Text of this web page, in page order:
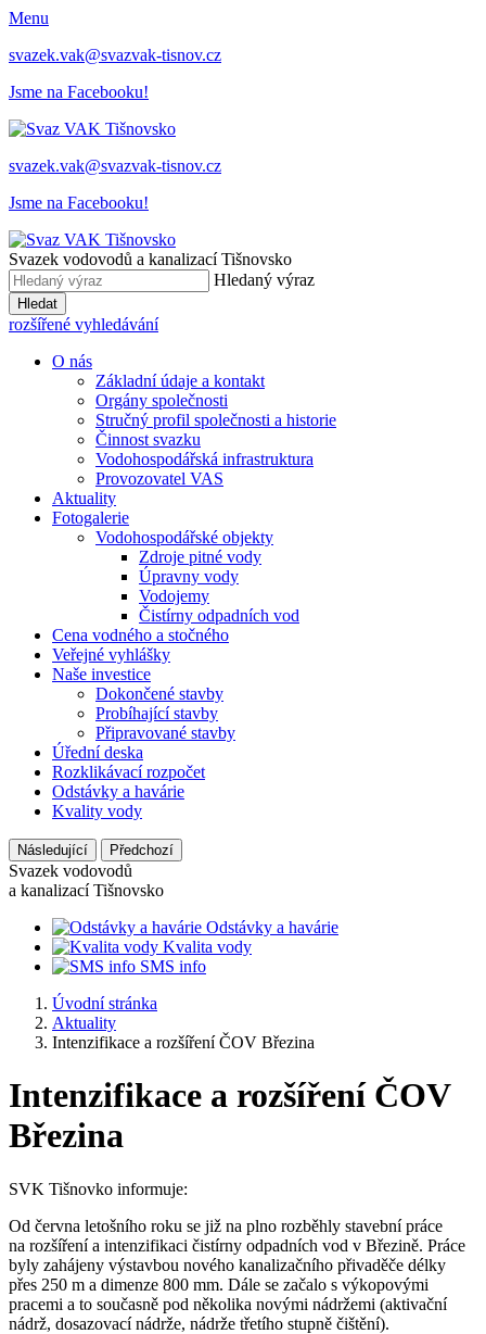
Menu
svazek.vak@svazvak-tisnov.cz
Jsme na Facebooku!
svazek.vak@svazvak-tisnov.cz
Jsme na Facebooku!
Svazek vodovodů a kanalizací Tišnovsko
Hledaný výraz
Hledat
rozšířené vyhledávání
O nás
Základní údaje a kontakt
Orgány společnosti
Stručný profil společnosti a historie
Činnost svazku
Vodohospodářská infrastruktura
Provozovatel VAS
Aktuality
Fotogalerie
Vodohospodářské objekty
Zdroje pitné vody
Úpravny vody
Vodojemy
Čistírny odpadních vod
Cena vodného a stočného
Veřejné vyhlášky
Naše investice
Dokončené stavby
Probíhající stavby
Připravované stavby
Úřední deska
Rozklikávací rozpočet
Odstávky a havárie
Kvality vody
Následující Předchozí
Svazek vodovodů
a kanalizací Tišnovsko
Odstávky a havárie
Kvalita vody
SMS info
Úvodní stránka
Aktuality
Intenzifikace a rozšíření ČOV Březina
Intenzifikace a rozšíření ČOV
Březina
SVK Tišnovko informuje:
Od června letošního roku se již na plno rozběhly stavební práce
na rozšíření a intenzifikaci čistírny odpadních vod v Březině. Práce
byly zahájeny výstavbou nového kanalizačního přivaděče délky
přes 250 m a dimenze 800 mm. Dále se začalo s výkopovými
pracemi a to současně pod několika novými nádržemi (aktivační
nádrž, dosazovací nádrže, nádrže třetího stupně čištění).